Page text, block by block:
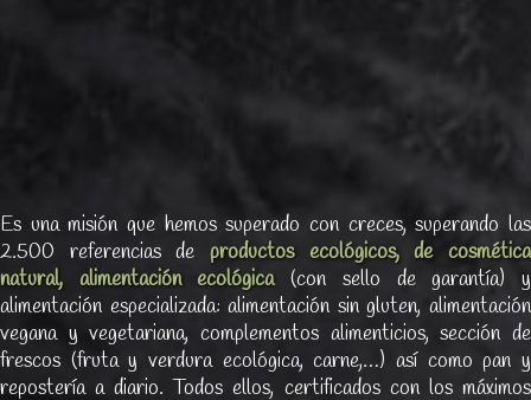
Es una misión que hemos superado con creces, superando las
2.500 referencias de productos ecológicos, de cosmética
natural, alimentación ecológica(con sello de garantía) y
alimentación especializada: alimentación sin gluten, alimentación
vegana y vegetariana, complementos alimenticios, sección de
frescos (fruta y verdura ecológica, carne,…) así como pan y
repostería a diario. Todos ellos, certificados con los máximos